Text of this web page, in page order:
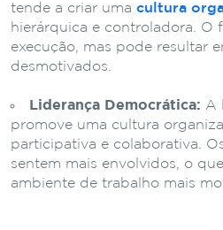
tende a criar uma cultura
hierárquica e controladora. O
execução, mas pode resultar
desmotivados.
Liderança Democrática: A
promove uma cultura
participativa e colaborativa.
sentem mais envolvidos, o
ambiente de trabalho mais